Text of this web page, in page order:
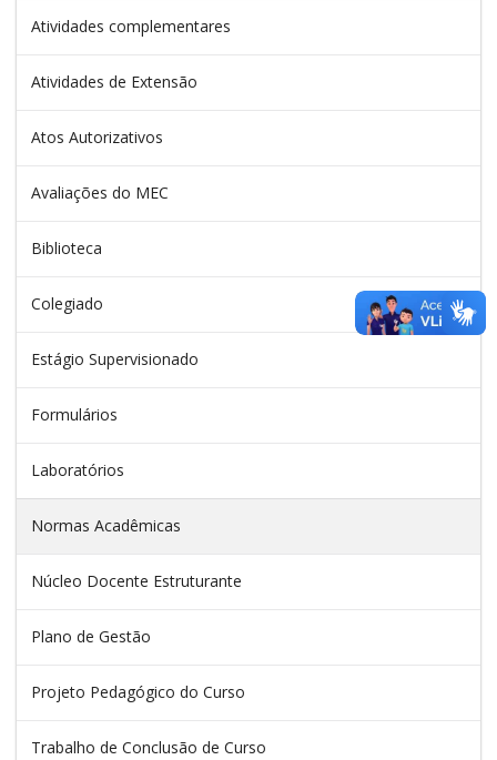
Atividades complementares
Atividades de Extensão
Atos Autorizativos
Avaliações do MEC
Biblioteca
Colegiado
Estágio Supervisionado
Formulários
Laboratórios
Normas Acadêmicas
Núcleo Docente Estruturante
Plano de Gestão
Projeto Pedagógico do Curso
Trabalho de Conclusão de Curso